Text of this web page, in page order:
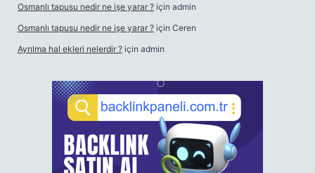
Osmanlı tapusu nedir ne işe yarar ? için admin
Osmanlı tapusu nedir ne işe yarar ? için Ceren
Ayrılma hal ekleri nelerdir ? için admin